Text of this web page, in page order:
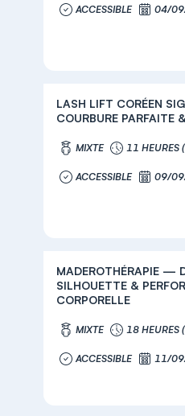
ACCESSIBLE 04/
LASH LIFT CORÉEN
COURBURE PARFAITE
MIXTE 11 HEURES
ACCESSIBLE 09/
MADEROTHÉRAPIE —
SILHOUETTE &
CORPORELLE
MIXTE 18 HEURES
ACCESSIBLE 11/